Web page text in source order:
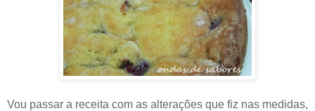
Vou passar a receita com as alterações que fiz nas medidas,